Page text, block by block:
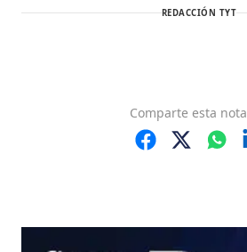
REDACCIÓN TYT
Comparte esta nota